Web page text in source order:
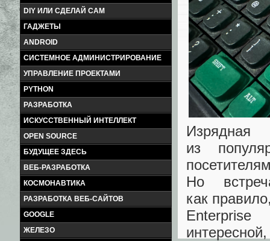
DIY ИЛИ СДЕЛАЙ САМ
ГАДЖЕТЫ
ANDROID
СИСТЕМНОЕ АДМИНИСТРИРОВАНИЕ
УПРАВЛЕНИЕ ПРОЕКТАМИ
PYTHON
РАЗРАБОТКА
ИСКУССТВЕННЫЙ ИНТЕЛЛЕКТ
OPEN SOURCE
БУДУЩЕЕ ЗДЕСЬ
ВЕБ-РАЗРАБОТКА
КОСМОНАВТИКА
РАЗРАБОТКА ВЕБ-САЙТОВ
GOOGLE
ЖЕЛЕЗО
из
Но
как